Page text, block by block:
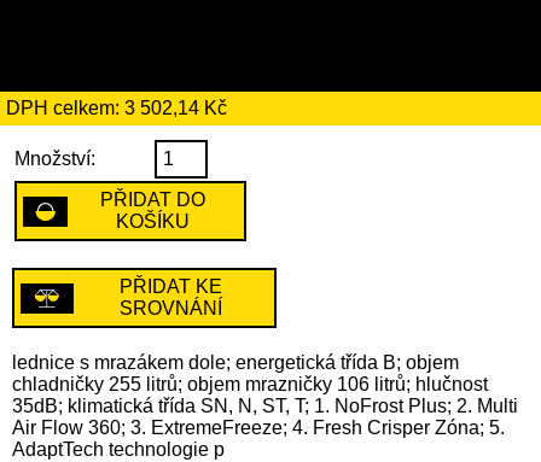
DPH celkem: 3 502,14 Kč
Množství:
PŘIDAT DO
KOŠÍKU
PŘIDAT KE
SROVNÁNÍ
lednice s mrazákem dole; energetická třída B; objem
chladničky 255 litrů; objem mrazničky 106 litrů; hlučnost
35dB; klimatická třída SN, N, ST, T; 1. NoFrost Plus; 2. Multi
Air Flow 360; 3. ExtremeFreeze; 4. Fresh Crisper Zóna; 5.
AdaptTech technologie p